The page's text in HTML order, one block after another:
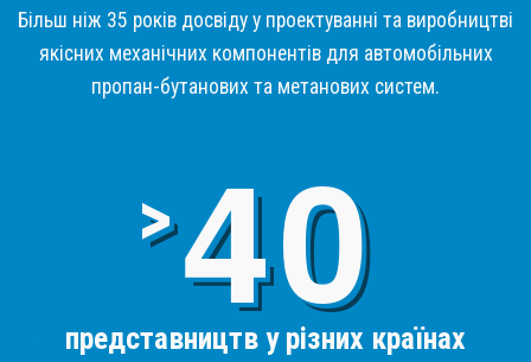
Більш ніж 35 років досвіду у проектуванні та виробництві
якісних механічних компонентів для автомобільних
пропан-бутанових та метанових систем.
>4
представництв у різних країнах